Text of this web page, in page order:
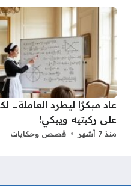
عاد مبكرًا ليطرد العاملة…
على ركبتيه ويبكي!
منذ 7 أشهر قصص وحكايات